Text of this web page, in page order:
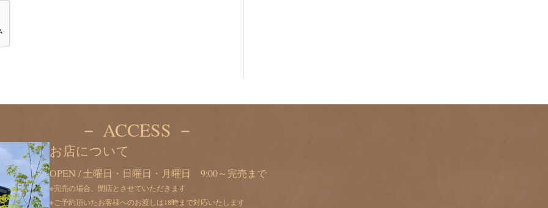
－ ACCESS －
お店について
OPEN / 土曜日・日曜日・月曜日 9:00～完売まで
※完売の場合、閉店とさせていただきます
※ご予約頂いたお客様へのお渡しは18時まで対応いたします